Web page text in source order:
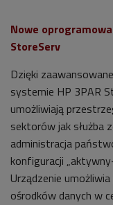
Nowe
StoreServ
Dzięki
systemie HP 3PAR
umożliwiają
sektorów jak służba
administracja
konfiguracji
Urządzenie
ośrodków danych w